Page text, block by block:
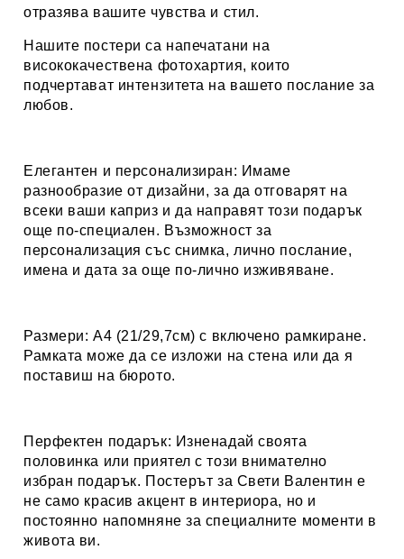
отразява вашите чувства и стил.
Нашите постери са напечатани на
висококачествена фотохартия, които
подчертават интензитета на вашето послание за
любов.
Елегантен и персонализиран: Имаме
разнообразие от дизайни, за да отговарят на
всеки ваши каприз и да направят този подарък
още по-специален. Възможност за
персонализация със снимка, лично послание,
имена и дата за още по-лично изживяване.
Размери:А4 (21/29,7см) с включено рамкиране.
Рамката може да се изложи на стена или да я
поставиш на бюрото.
Перфектен подарък: Изненадай своята
половинка или приятел с този внимателно
избран подарък. Постерът за Свети Валентин е
не само красив акцент в интериора, но и
постоянно напомняне за специалните моменти в
живота ви.